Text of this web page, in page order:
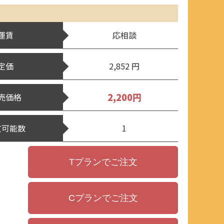
賃 応相談
価 2,852 円
価格 2,200円
能数 1